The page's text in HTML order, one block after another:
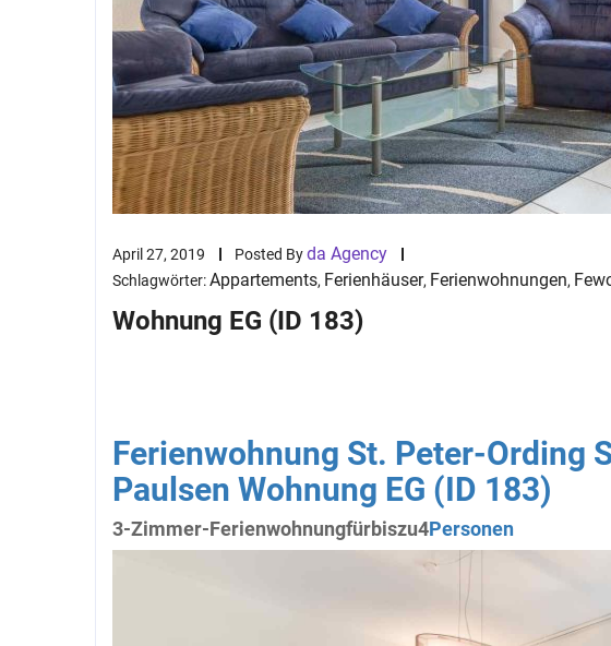
April 27, 2019 Posted Byda Agency
Schlagwörter:Appartements, Ferienhäuser, Ferienwohnungen,
Wohnung EG (ID 183)
Ferienwohnung St. Peter-Ording
Paulsen Wohnung EG (ID 183)
3-Zimmer-Ferienwohnungfürbiszu4Personen